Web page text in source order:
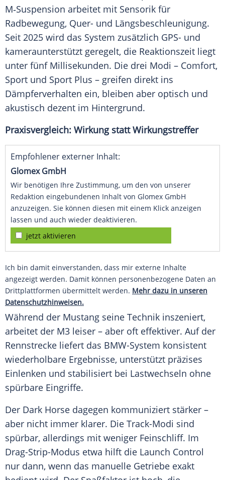
M‑Suspension arbeitet mit Sensorik für
Radbewegung, Quer- und Längsbeschleunigung.
Seit 2025 wird das System zusätzlich GPS- und
kameraunterstützt geregelt, die Reaktionszeit liegt
unter fünf Millisekunden. Die drei Modi – Comfort,
Sport und Sport Plus – greifen direkt ins
Dämpferverhalten ein, bleiben aber optisch und
akustisch dezent im Hintergrund.
Praxisvergleich: Wirkung statt Wirkungstreffer
Empfohlener externer Inhalt:
Glomex GmbH
Wir benötigen Ihre Zustimmung, um den von unserer
Redaktion eingebundenen Inhalt von Glomex GmbH
anzuzeigen. Sie können diesen mit einem Klick anzeigen
lassen und auch wieder deaktivieren.
jetzt aktivieren
Ich bin damit einverstanden, dass mir externe Inhalte
angezeigt werden. Damit können personenbezogene Daten an
Drittplattformen übermittelt werden. Mehr dazu in unseren
Datenschutzhinweisen.
Während der Mustang seine Technik inszeniert,
arbeitet der M3 leiser – aber oft effektiver. Auf der
Rennstrecke liefert das BMW-System konsistent
wiederholbare Ergebnisse, unterstützt präzises
Einlenken und stabilisiert bei Lastwechseln ohne
spürbare Eingriffe.
Der Dark Horse dagegen kommuniziert stärker –
aber nicht immer klarer. Die Track-Modi sind
spürbar, allerdings mit weniger Feinschliff. Im
Drag-Strip-Modus etwa hilft die Launch Control
nur dann, wenn das manuelle Getriebe exakt